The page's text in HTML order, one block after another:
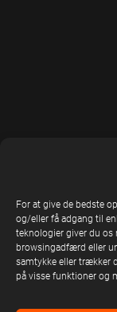
For at give de bedste
og/eller få adgang til
teknologier giver du os
browsingadfærd eller
samtykke eller trækker
på visse funktioner og
EN